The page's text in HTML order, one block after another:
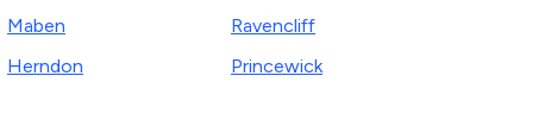
Maben
Herndon
Ravencliff
Princewick